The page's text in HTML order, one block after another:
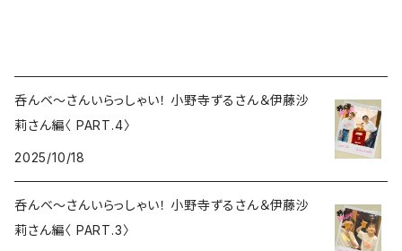
呑んベ〜さんいらっしゃい！ 小野寺ずるさん＆伊藤沙
莉さん編〈 PART.4〉
2025/10/18
呑んベ〜さんいらっしゃい！ 小野寺ずるさん＆伊藤沙
莉さん編〈 PART.3〉